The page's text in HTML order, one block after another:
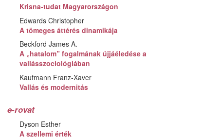
Krisna-tudat Magyarországon
Edwards Christopher
A tömeges áttérés dinamikája
Beckford James A.
A „hatalom” fogalmának újjáéledése a
vallásszociológiában
Kaufmann Franz-Xaver
Vallás és modernitás
e-rovat
Dyson Esther
A szellemi érték